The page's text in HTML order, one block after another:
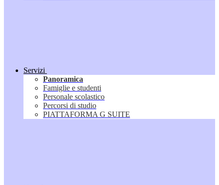
Servizi
Panoramica
Famiglie e studenti
Personale scolastico
Percorsi di studio
PIATTAFORMA G SUITE